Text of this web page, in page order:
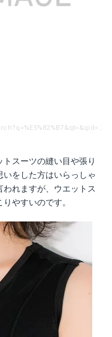
スーツの縫い目や張り
をした方はいらっしゃ
れますが、ウエットス
やすいのです。